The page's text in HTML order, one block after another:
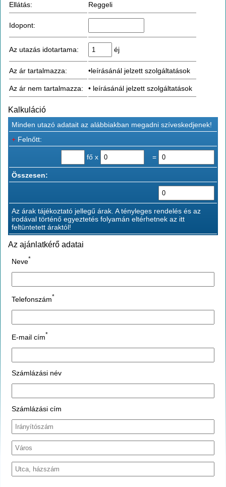
Ellátás: Reggeli
Idopont:
Az utazás idotartama: éj
Az ár tartalmazza: •leírásánál jelzett szolgáltatások
Az ár nem tartalmazza: • leírásánál jelzett szolgáltatások
Kalkuláció
Minden utazó adatait az alábbiakban megadni szíveskedjenek!
+ Felnőtt:
fő x =
Összesen:
Az árak tájékoztató jellegű árak. A tényleges rendelés és az
irodával történő egyeztetés folyamán eltérhetnek az itt
feltüntetett áraktól!
Az ajánlatkérő adatai
Neve*
Telefonszám*
E-mail cím*
Számlázási név
Számlázási cím